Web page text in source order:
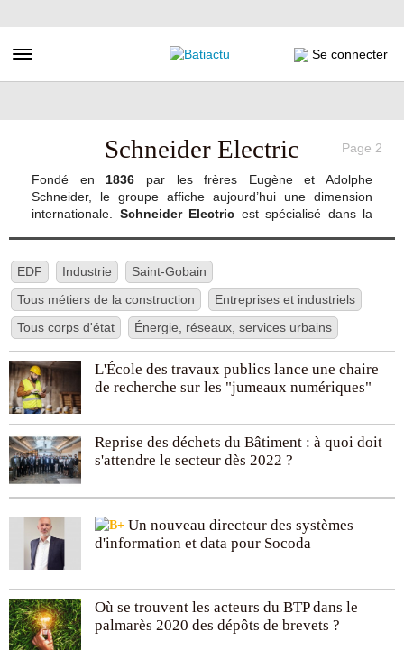
au
principal
Toggle navigation Se connecter
Page 2
Schneider Electric
Fondé en 1836 par les frères Eugène et Adolphe
Schneider, le groupe affiche aujourd’hui une dimension
internationale. Schneider Electric est spécialisé dans la
l’ensemble des solutions en lien avec ces pôles d’activités.
Dirigé depuis son siège social, à Rueil-Malmaison, le
groupe dispose de pôles de direction aux Etats-Unis
(Boston) et en Asie (Hong-Kong).
Afin d’assurer le développement des métiers en lien avec
ses activités et “permettre aux jeunes de renouer avec la
réussite scolaire jusqu’aux études supérieures”, l’
Schneider Electric
élèves y accèdent à des cours, des stages et des
rencontres avec des professionnels et peuvent atteindre
des niveaux Bac à Bac+3 (licence), notamment dans les
domaines de la domotique, des énergies renouvelables et
développement durable et de respect de l’environnement,
le groupe affiche un réel engagement. Dans ce cadre, il est
inscrit sur le registre Ethibel, dans
Sustainable Performance Indices
compact. Enfin, culture d’entreprise inclusive, promotion de
l’égalité hommes/femmes et innovation sont autant
d’éléments clairement représentatifs de ce groupe
international.
EDF Industrie
Saint-Gobain
Tous métiers de la construction
Entreprises et industriels
Tous corps d'état
Énergie, réseaux, services urbains
L'École des travaux publics lance une chaire
de recherche sur les "jumeaux numériques"
Reprise des déchets du Bâtiment : à quoi doit
s'attendre le secteur dès 2022 ?
Un nouveau directeur des systèmes
d'information et data pour Socoda
Où se trouvent les acteurs du BTP dans le
palmarès 2020 des dépôts de brevets ?